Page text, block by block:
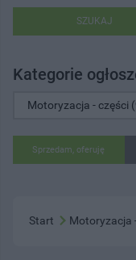
SZUKAJ
Kategorie
Sprzedam, oferuję
Start Motoryzacja